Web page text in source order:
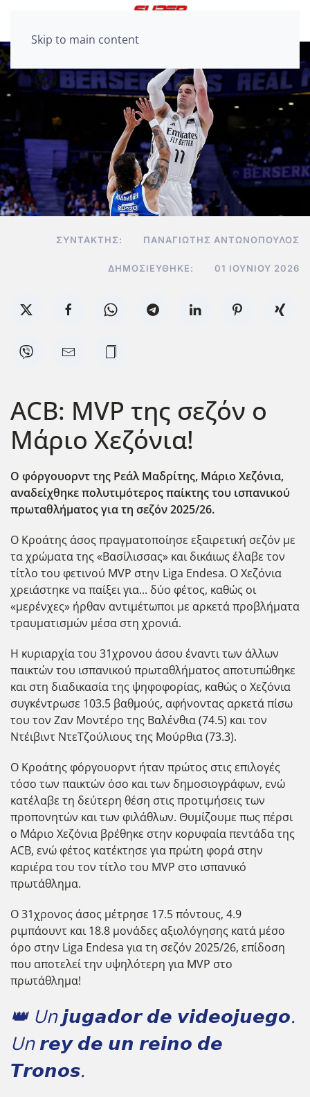
Skip to main content
ΣΥΝΤΆΚΤΗΣ: ΠΑΝΑΓΙΏΤΗΣ ΑΝΤΩΝΌΠΟΥΛΟΣ
ΔΗΜΟΣΙΕΎΘΗΚΕ: 01 ΙΟΥΝΊΟΥ 2026
ACB: ΜVP της σεζόν ο
Μάριο Χεζόνια!
Ο φόργουορντ της Ρεάλ Μαδρίτης, Μάριο Χεζόνια,
αναδείχθηκε πολυτιμότερος παίκτης του ισπανικού
πρωταθλήματος για τη σεζόν 2025/26.
Ο Κροάτης άσος πραγματοποίησε εξαιρετική σεζόν με
τα χρώματα της «Βασίλισσας» και δικάιως έλαβε τον
τίτλο του φετινού MVP στην Liga Endesa. O Χεζόνια
χρειάστηκε να παίξει για... δύο φέτος, καθώς οι
«μερένχες» ήρθαν αντιμέτωποι με αρκετά προβλήματα
τραυματισμών μέσα στη χρονιά.
Η κυριαρχία του 31χρονου άσου έναντι των άλλων
παικτών του ισπανικού πρωταθλήματος αποτυπώθηκε
και στη διαδικασία της ψηφοφορίας, καθώς ο Χεζόνια
συγκέντρωσε 103.5 βαθμούς, αφήνοντας αρκετά πίσω
του τον Ζαν Μοντέρο της Βαλένθια (74.5) και τον
Ντέιβιντ ΝτεΤζούλιους της Μούρθια (73.3).
Ο Κροάτης φόργουορντ ήταν πρώτος στις επιλογές
τόσο των παικτών όσο και των δημοσιογράφων, ενώ
κατέλαβε τη δεύτερη θέση στις προτιμήσεις των
προπονητών και των φιλάθλων. Θυμίζουμε πως πέρσι
ο Μάριο Χεζόνια βρέθηκε στην κορυφαία πεντάδα της
ACB, ενώ φέτος κατέκτησε για πρώτη φορά στην
καριέρα του τον τίτλο του MVP στο ισπανικό
πρωτάθλημα.
Ο 31χρονος άσος μέτρησε 17.5 πόντους, 4.9
ριμπάουντ και 18.8 μονάδες αξιολόγησης κατά μέσο
όρο στην Liga Endesa για τη σεζόν 2025/26, επίδοση
που αποτελεί την υψηλότερη για MVP στο
πρωτάθλημα!
👑 Un 𝙟𝙪𝙜𝙖𝙙𝙤𝙧 𝙙𝙚 𝙫𝙞𝙙𝙚𝙤𝙟𝙪𝙚𝙜𝙤.
Un 𝙧𝙚𝙮 𝙙𝙚 𝙪𝙣 𝙧𝙚𝙞𝙣𝙤 𝙙𝙚
𝙏𝙧𝙤𝙣𝙤𝙨.